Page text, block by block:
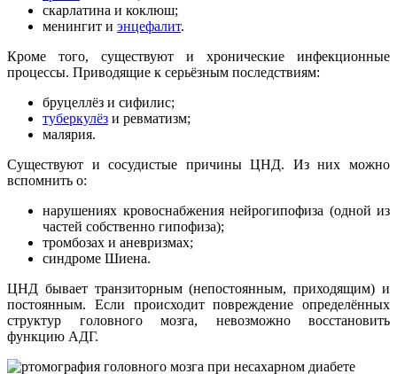
скарлатина и коклюш;
менингит и энцефалит.
Кроме того, существуют и хронические инфекционные
процессы. Приводящие к серьёзным последствиям:
бруцеллёз и сифилис;
туберкулёз и ревматизм;
малярия.
Существуют и сосудистые причины ЦНД. Из них можно
вспомнить о:
нарушениях кровоснабжения нейрогипофиза (одной из
частей собственно гипофиза);
тромбозах и аневризмах;
синдроме Шиена.
ЦНД бывает транзиторным (непостоянным, приходящим) и
постоянным. Если происходит повреждение определённых
структур головного мозга, невозможно восстановить
функцию АДГ.